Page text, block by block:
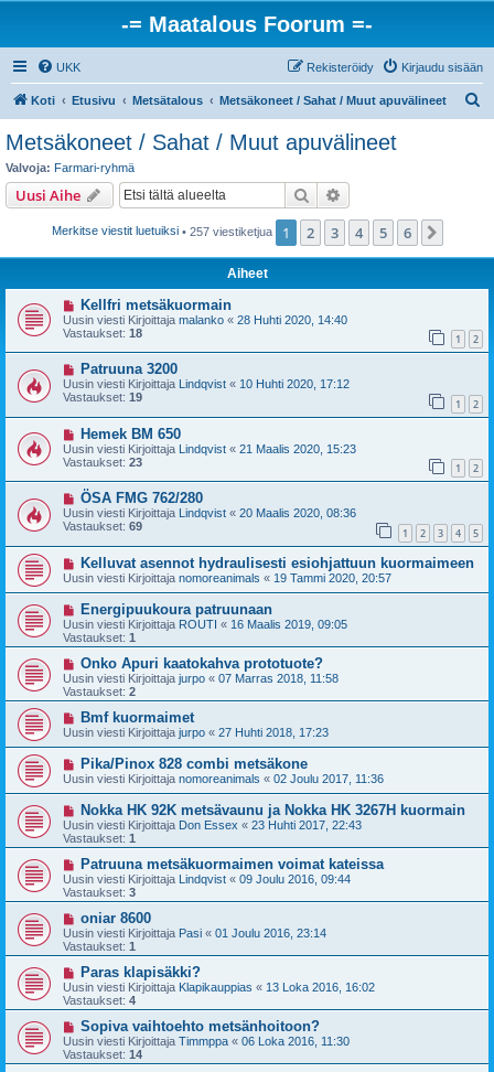
-= Maatalous Foorum =-
UKK Kirjaudu sisään
Rekisteröidy
Koti Etusivu Metsätalous Metsäkoneet / Sahat / Muut apuvälineet
Metsäkoneet / Sahat / Muut apuvälineet
Valvoja: Farmari-ryhmä
Uusi Aihe Etsi
Merkitse viestit luetuiksi• 257 viestiketjua 1 2 3 4 5 6
Aiheet
Kellfri metsäkuormain
Uusin viesti Kirjoittaja malanko « 28 Huhti 2020, 14:40
Vastaukset: 18 1 2
Patruuna 3200
Uusin viesti Kirjoittaja Lindqvist « 10 Huhti 2020, 17:12
Vastaukset: 19 1 2
Hemek BM 650
Uusin viesti Kirjoittaja Lindqvist « 21 Maalis 2020, 15:23
Vastaukset: 23 1 2
ÖSA FMG 762/280
Uusin viesti Kirjoittaja Lindqvist « 20 Maalis 2020, 08:36
Vastaukset: 69 1 2 3 4 5
Kelluvat asennot hydraulisesti esiohjattuun kuormaimeen
Uusin viesti Kirjoittaja nomoreanimals « 19 Tammi 2020, 20:57
Energipuukoura patruunaan
Uusin viesti Kirjoittaja ROUTI « 16 Maalis 2019, 09:05
Vastaukset: 1
Onko Apuri kaatokahva prototuote?
Uusin viesti Kirjoittaja jurpo « 07 Marras 2018, 11:58
Vastaukset: 2
Bmf kuormaimet
Uusin viesti Kirjoittaja jurpo « 27 Huhti 2018, 17:23
Pika/Pinox 828 combi metsäkone
Uusin viesti Kirjoittaja nomoreanimals « 02 Joulu 2017, 11:36
Nokka HK 92K metsävaunu ja Nokka HK 3267H kuormain
Uusin viesti Kirjoittaja Don Essex « 23 Huhti 2017, 22:43
Vastaukset: 1
Patruuna metsäkuormaimen voimat kateissa
Uusin viesti Kirjoittaja Lindqvist « 09 Joulu 2016, 09:44
Vastaukset: 3
oniar 8600
Uusin viesti Kirjoittaja Pasi « 01 Joulu 2016, 23:14
Vastaukset: 1
Paras klapisäkki?
Uusin viesti Kirjoittaja Klapikauppias « 13 Loka 2016, 16:02
Vastaukset: 4
Sopiva vaihtoehto metsänhoitoon?
Uusin viesti Kirjoittaja Timmppa « 06 Loka 2016, 11:30
Vastaukset: 14